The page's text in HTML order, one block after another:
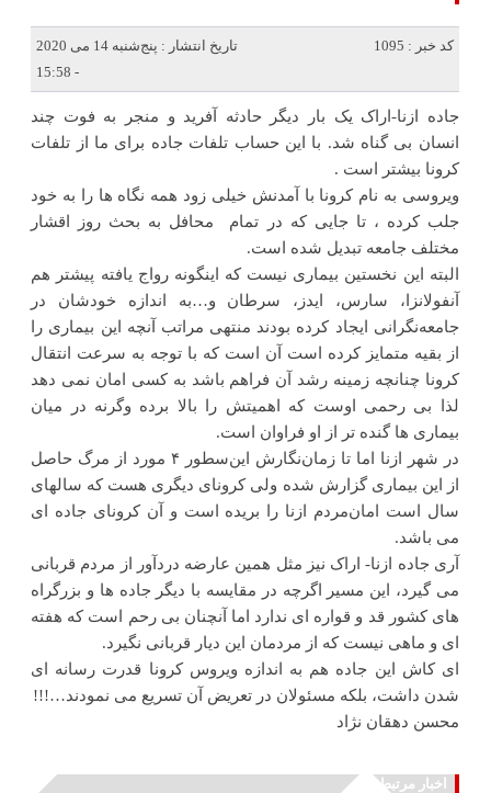
کد خبر : 1095
تاریخ انتشار : پنج‌شنبه 14 می 2020
- 15:58
جاده ازنا-اراک یک بار دیگر حادثه آفرید و منجر به فوت چند
انسان بی گناه شد. با این حساب تلفات جاده برای ما از تلفات
کرونا بیشتر است .
ویروسی به نام کرونا با آمدنش خیلی زود همه نگاه ها را به خود
جلب کرده ، تا جایی که در تمام محافل به بحث روز اقشار
مختلف جامعه تبدیل شده است.
البته این نخستین بیماری نیست که اینگونه رواج یافته پیشتر هم
آنفولانزا، سارس، ایدز، سرطان و…به اندازه خودشان در
جامعه‌نگرانی ایجاد کرده بودند منتهی مراتب آنچه این بیماری را
از بقیه متمایز کرده است آن است که با توجه به سرعت انتقال
کرونا چنانچه زمینه رشد آن فراهم باشد به کسی امان نمی دهد
لذا بی رحمی اوست که اهمیتش را بالا برده وگرنه در میان
بیماری ها‌ گنده تر از او فراوان است.
در شهر ازنا اما تا زمان‌نگارش این‌سطور ۴ مورد از مرگ حاصل
از این بیماری گزارش شده ولی کرونای دیگری هست که سالهای
سال است امان‌مردم ازنا را بریده است و آن کرونای جاده ای
می باشد.
آری جاده ازنا- اراک نیز مثل همین عارضه دردآور از مردم قربانی
می گیرد، این مسیر اگرچه در مقایسه با دیگر جاده ها و بزرگراه
های کشور قد و قواره ای ندارد اما آنچنان بی رحم است که هفته
ای و ماهی نیست که از مردمان این دیار قربانی نگیرد.
ای کاش این جاده هم به اندازه ویروس کرونا قدرت رسانه ای
شدن داشت، بلکه مسئولان در تعریض آن تسریع می نمودند…!!!
محسن دهقان نژاد
اخبار مرتبط